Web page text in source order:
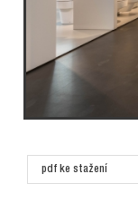
pdf ke stažení